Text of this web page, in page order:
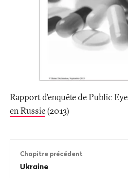
Rapport d'enquête de Public Eye
en Russie(2013)
Chapitre précédent
Ukraine